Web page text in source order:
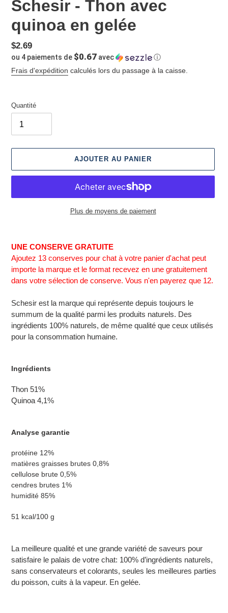
Schesir - Thon avec
quinoa en gelée
Prix
normal
$2.69
ou 4 paiements de $0.67 avec
ⓘ
Frais d'expédition calculés lors du passage à la caisse.
Quantité
AJOUTER AU PANIER
Plus de moyens de paiement
produit
à
votre
panier
UNE CONSERVE GRATUITE
Ajoutez 13 conserves pour chat à votre panier d'achat peut
importe la marque et le format recevez en une gratuitement
dans votre sélection de conserve. Vous n'en payerez que 12.
Schesir est la marque qui représente depuis toujours le
summum de la qualité parmi les produits naturels. Des
ingrédients 100% naturels, de même qualité que ceux utilisés
pour la consommation humaine.
Ingrédients
Thon 51%
Quinoa 4,1%
Analyse garantie
protéine 12%
matières graisses brutes 0,8%
cellulose brute 0,5%
cendres brutes 1%
humidité 85%
51 kcal/100 g
La meilleure qualité et une grande variété de saveurs pour
satisfaire le palais de votre chat: 100% d’ingrédients naturels,
sans conservateurs et colorants, seules les meilleures parties
du poisson, cuits à la vapeur. En gelée.